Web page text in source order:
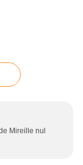
Mireille nul